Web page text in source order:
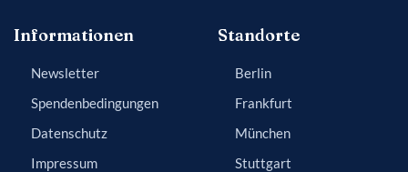
Informationen
Newsletter
Spendenbedingungen
Datenschutz
Impressum
Standorte
Berlin
Frankfurt
München
Stuttgart